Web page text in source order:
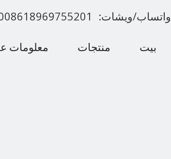
واتساب/ويشات: 008618969755201
بيت منتجات معلومات